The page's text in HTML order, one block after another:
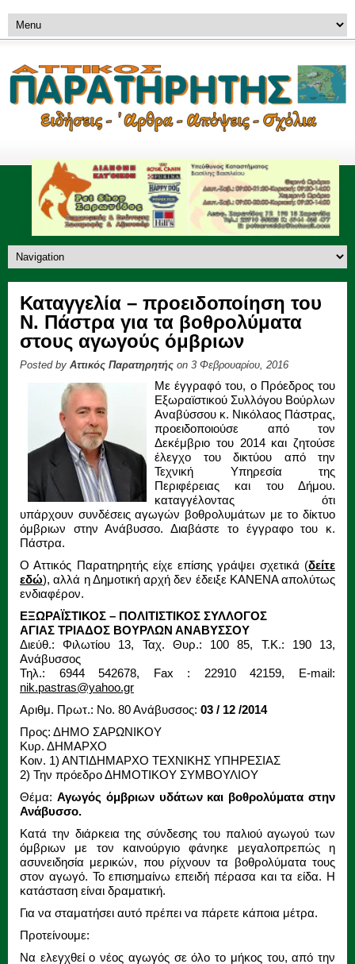
Καταγγελία – προειδοποίηση του
Ν. Πάστρα για τα βοθρολύματα
στους αγωγούς όμβριων
Posted by Αττικός Παρατηρητής on 3 Φεβρουαρίου, 2016
Με έγγραφό του, ο Πρόεδρος του
Εξωραϊστικού Συλλόγου Βούρλων
Αναβύσσου κ. Νικόλαος Πάστρας,
προειδοποιούσε από τον
Δεκέμβριο του 2014 και ζητούσε
έλεγχο του δικτύου από την
Τεχνική Υπηρεσία της
Περιφέρειας και του Δήμου.
καταγγέλοντας ότι
υπάρχουν συνδέσεις αγωγών βοθρολυμάτων με το δίκτυο
όμβριων στην Ανάβυσσο. Διαβάστε το έγγραφο του κ.
Πάστρα.
Ο Αττικός Παρατηρητής είχε επίσης γράψει σχετικά (δείτε
εδώ), αλλά η Δημοτική αρχή δεν έδειξε ΚΑΝΕΝΑ απολύτως
ενδιαφέρον.
ΕΞΩΡΑΪΣΤΙΚΟΣ – ΠΟΛΙΤΙΣΤΙΚΟΣ ΣΥΛΛΟΓΟΣ
ΑΓΙΑΣ ΤΡΙΑΔΟΣ ΒΟΥΡΛΩΝ ΑΝΑΒΥΣΣΟΥ
Διεύθ.: Φιλωτίου 13, Ταχ. Θυρ.: 100 85, Τ.Κ.: 190 13,
Ανάβυσσος
Τηλ.: 6944 542678, Fax : 22910 42159, E-mail:
nik.pastras@yahoo.gr
Αριθμ. Πρωτ.: Νο. 80 Ανάβυσσος: 03 / 12 /2014
Προς: ΔΗΜΟ ΣΑΡΩΝΙΚΟΥ
Κυρ. ΔΗΜΑΡΧΟ
Κοιν. 1) ΑΝΤΙΔΗΜΑΡΧΟ TEXNIΚΗΣ ΥΠΗΡΕΣΙΑΣ
2) Την πρόεδρο ΔΗΜΟΤΙΚΟΥ ΣΥΜΒΟΥΛΙΟΥ
Θέμα: Αγωγός όμβριων υδάτων και βοθρολύματα στην
Ανάβυσσο.
Κατά την διάρκεια της σύνδεσης του παλιού αγωγού των
όμβριων με τον καινούργιο φάνηκε μεγαλοπρεπώς η
ασυνειδησία μερικών, που ρίχνουν τα βοθρολύματα τους
στον αγωγό. Το επισημαίνω επειδή πέρασα και τα είδα. Η
κατάσταση είναι δραματική.
Για να σταματήσει αυτό πρέπει να πάρετε κάποια μέτρα.
Προτείνουμε:
Να ελεγχθεί ο νέος αγωγός σε όλο το μήκος του, από την